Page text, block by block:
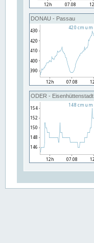
DONAU - Passau
ODER - Eisenhüttenstadt